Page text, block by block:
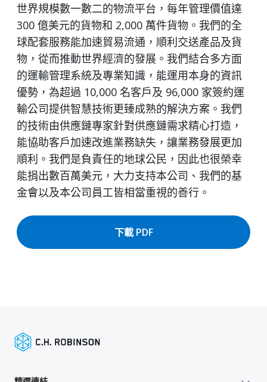
世界規模數一數二的物流平台，每年管理價值達
300 億美元的貨物和 2,000 萬件貨物。我們的全
球配套服務能加速貿易流通，順利交送產品及貨
物，從而推動世界經濟的發展。我們結合多方面
的運輸管理系統及專業知識，能運用本身的資訊
優勢，為超過 10,000 名客戶及 96,000 家簽約運
輸公司提供智慧技術更臻成熟的解決方案。我們
的技術由供應鏈專家針對供應鏈需求精心打造，
能協助客戶加速改進業務缺失，讓業務發展更加
順利。我們是負責任的地球公民，因此也很榮幸
能捐出數百萬美元，大力支持本公司、我們的基
金會以及本公司員工皆相當重視的善行。
下載 PDF